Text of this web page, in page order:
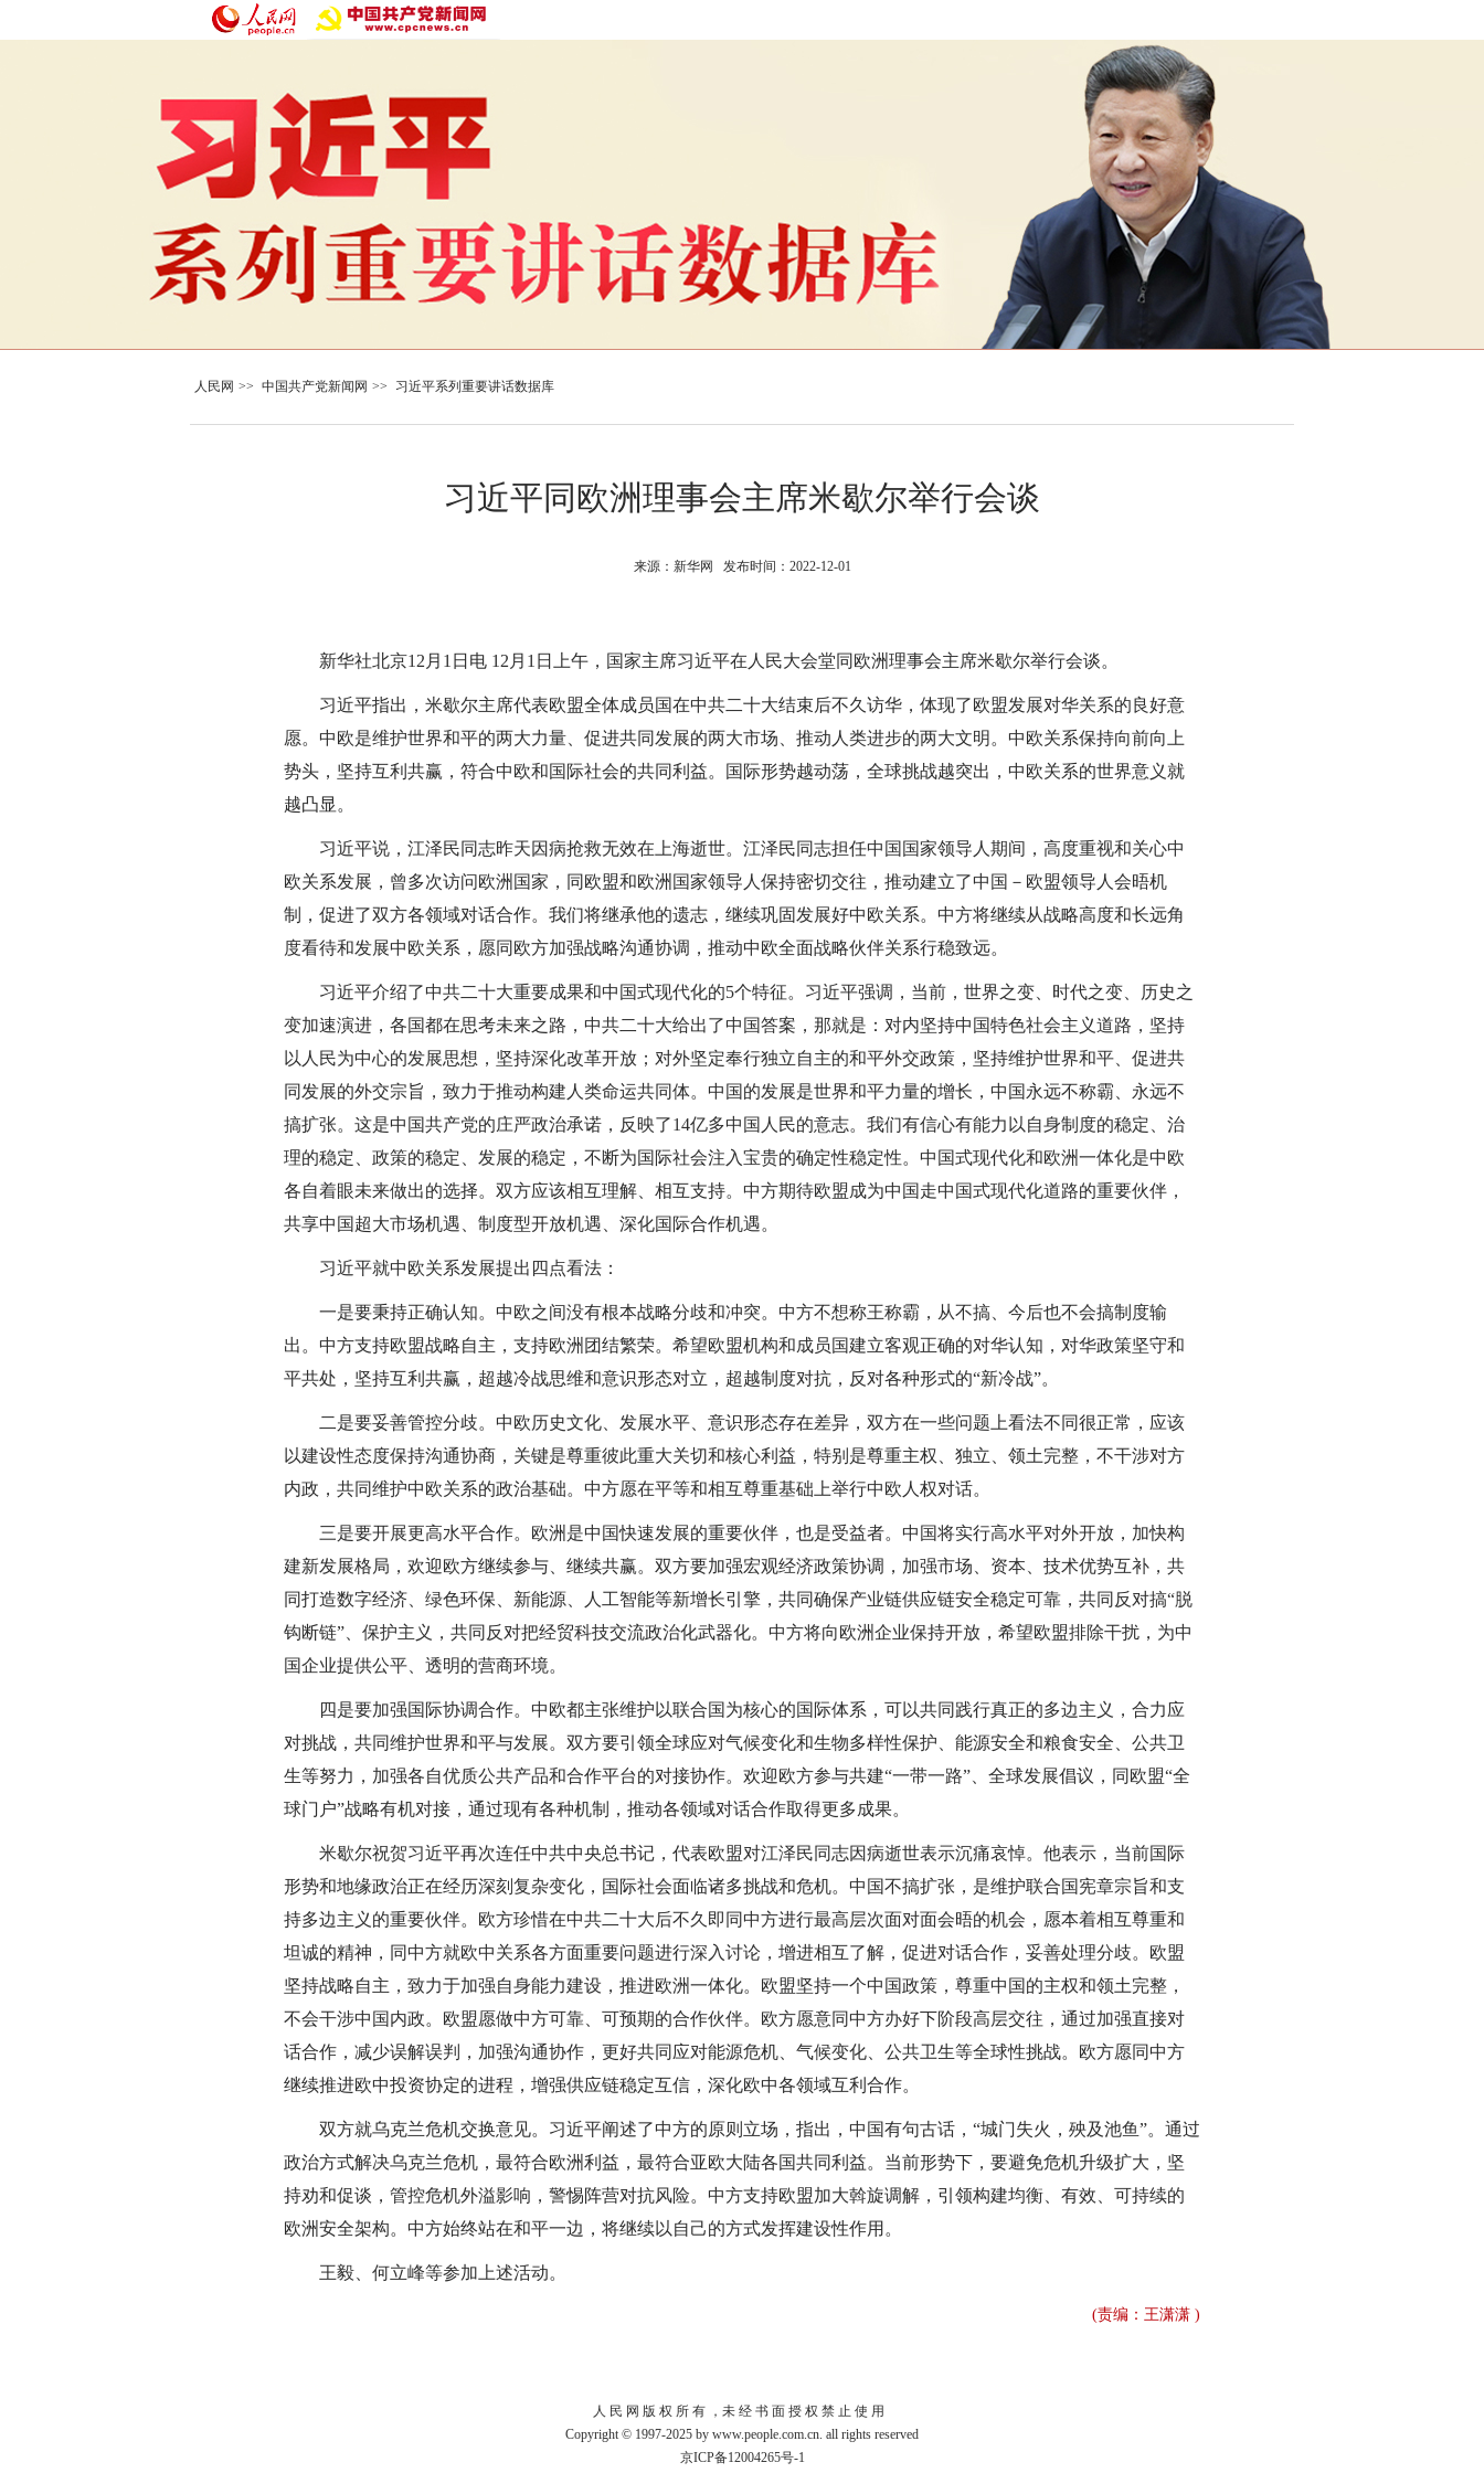
人民网 >> 中国共产党新闻网 >> 习近平系列重要讲话数据库
习近平同欧洲理事会主席米歇尔举行会谈
来源：新华网 发布时间：2022-12-01
新华社北京12月1日电 12月1日上午，国家主席习近平在人民大会堂同欧洲理事会主席米歇尔举行会谈。
习近平指出，米歇尔主席代表欧盟全体成员国在中共二十大结束后不久访华，体现了欧盟发展对华关系的良好意
愿。中欧是维护世界和平的两大力量、促进共同发展的两大市场、推动人类进步的两大文明。中欧关系保持向前向上
势头，坚持互利共赢，符合中欧和国际社会的共同利益。国际形势越动荡，全球挑战越突出，中欧关系的世界意义就
越凸显。
习近平说，江泽民同志昨天因病抢救无效在上海逝世。江泽民同志担任中国国家领导人期间，高度重视和关心中
欧关系发展，曾多次访问欧洲国家，同欧盟和欧洲国家领导人保持密切交往，推动建立了中国－欧盟领导人会晤机
制，促进了双方各领域对话合作。我们将继承他的遗志，继续巩固发展好中欧关系。中方将继续从战略高度和长远角
度看待和发展中欧关系，愿同欧方加强战略沟通协调，推动中欧全面战略伙伴关系行稳致远。
习近平介绍了中共二十大重要成果和中国式现代化的5个特征。习近平强调，当前，世界之变、时代之变、历史之
变加速演进，各国都在思考未来之路，中共二十大给出了中国答案，那就是：对内坚持中国特色社会主义道路，坚持
以人民为中心的发展思想，坚持深化改革开放；对外坚定奉行独立自主的和平外交政策，坚持维护世界和平、促进共
同发展的外交宗旨，致力于推动构建人类命运共同体。中国的发展是世界和平力量的增长，中国永远不称霸、永远不
搞扩张。这是中国共产党的庄严政治承诺，反映了14亿多中国人民的意志。我们有信心有能力以自身制度的稳定、治
理的稳定、政策的稳定、发展的稳定，不断为国际社会注入宝贵的确定性稳定性。中国式现代化和欧洲一体化是中欧
各自着眼未来做出的选择。双方应该相互理解、相互支持。中方期待欧盟成为中国走中国式现代化道路的重要伙伴，
共享中国超大市场机遇、制度型开放机遇、深化国际合作机遇。
习近平就中欧关系发展提出四点看法：
一是要秉持正确认知。中欧之间没有根本战略分歧和冲突。中方不想称王称霸，从不搞、今后也不会搞制度输
出。中方支持欧盟战略自主，支持欧洲团结繁荣。希望欧盟机构和成员国建立客观正确的对华认知，对华政策坚守和
平共处，坚持互利共赢，超越冷战思维和意识形态对立，超越制度对抗，反对各种形式的“新冷战”。
二是要妥善管控分歧。中欧历史文化、发展水平、意识形态存在差异，双方在一些问题上看法不同很正常，应该
以建设性态度保持沟通协商，关键是尊重彼此重大关切和核心利益，特别是尊重主权、独立、领土完整，不干涉对方
内政，共同维护中欧关系的政治基础。中方愿在平等和相互尊重基础上举行中欧人权对话。
三是要开展更高水平合作。欧洲是中国快速发展的重要伙伴，也是受益者。中国将实行高水平对外开放，加快构
建新发展格局，欢迎欧方继续参与、继续共赢。双方要加强宏观经济政策协调，加强市场、资本、技术优势互补，共
同打造数字经济、绿色环保、新能源、人工智能等新增长引擎，共同确保产业链供应链安全稳定可靠，共同反对搞“脱
钩断链”、保护主义，共同反对把经贸科技交流政治化武器化。中方将向欧洲企业保持开放，希望欧盟排除干扰，为中
国企业提供公平、透明的营商环境。
四是要加强国际协调合作。中欧都主张维护以联合国为核心的国际体系，可以共同践行真正的多边主义，合力应
对挑战，共同维护世界和平与发展。双方要引领全球应对气候变化和生物多样性保护、能源安全和粮食安全、公共卫
生等努力，加强各自优质公共产品和合作平台的对接协作。欢迎欧方参与共建“一带一路”、全球发展倡议，同欧盟“全
球门户”战略有机对接，通过现有各种机制，推动各领域对话合作取得更多成果。
米歇尔祝贺习近平再次连任中共中央总书记，代表欧盟对江泽民同志因病逝世表示沉痛哀悼。他表示，当前国际
形势和地缘政治正在经历深刻复杂变化，国际社会面临诸多挑战和危机。中国不搞扩张，是维护联合国宪章宗旨和支
持多边主义的重要伙伴。欧方珍惜在中共二十大后不久即同中方进行最高层次面对面会晤的机会，愿本着相互尊重和
坦诚的精神，同中方就欧中关系各方面重要问题进行深入讨论，增进相互了解，促进对话合作，妥善处理分歧。欧盟
坚持战略自主，致力于加强自身能力建设，推进欧洲一体化。欧盟坚持一个中国政策，尊重中国的主权和领土完整，
不会干涉中国内政。欧盟愿做中方可靠、可预期的合作伙伴。欧方愿意同中方办好下阶段高层交往，通过加强直接对
话合作，减少误解误判，加强沟通协作，更好共同应对能源危机、气候变化、公共卫生等全球性挑战。欧方愿同中方
继续推进欧中投资协定的进程，增强供应链稳定互信，深化欧中各领域互利合作。
双方就乌克兰危机交换意见。习近平阐述了中方的原则立场，指出，中国有句古话，“城门失火，殃及池鱼”。通过
政治方式解决乌克兰危机，最符合欧洲利益，最符合亚欧大陆各国共同利益。当前形势下，要避免危机升级扩大，坚
持劝和促谈，管控危机外溢影响，警惕阵营对抗风险。中方支持欧盟加大斡旋调解，引领构建均衡、有效、可持续的
欧洲安全架构。中方始终站在和平一边，将继续以自己的方式发挥建设性作用。
王毅、何立峰等参加上述活动。
(责编：王潇潇 )
人 民 网 版 权 所 有 ，未 经 书 面 授 权 禁 止 使 用
Copyright © 1997-2025 by www.people.com.cn. all rights reserved
京ICP备12004265号-1